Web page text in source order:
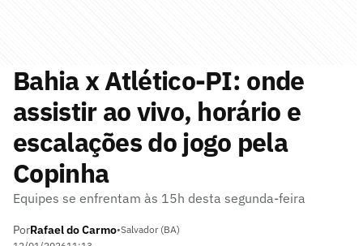
Bahia x Atlético-PI: onde
assistir ao vivo, horário e
escalações do jogo pela
Copinha
Equipes se enfrentam às 15h desta segunda-feira
PorRafael do Carmo•Salvador (BA)